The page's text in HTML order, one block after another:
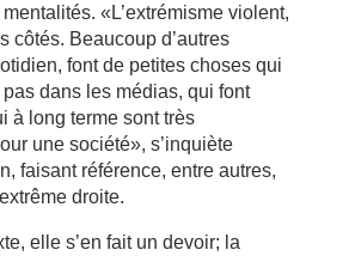
«L’extrémisme violent,
côtés. Beaucoup d’autres
font de petites choses qui
pas dans les médias, qui font
à long terme sont très
une société», s’inquiète
faisant référence, entre autres,
droite.
elle s’en fait un devoir; la